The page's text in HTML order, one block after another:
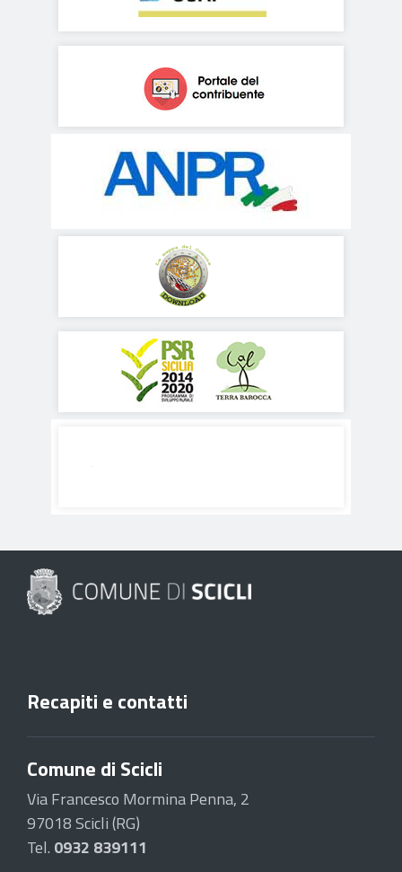
Recapiti e contatti
Comune di Scicli
Via Francesco Mormina Penna, 2
97018 Scicli (RG)
Tel. 0932 839111